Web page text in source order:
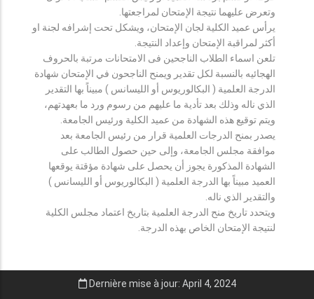
وتعرض عليهما نتيجة الإمتحان لمراجعتها.
يرأس عميد الكلية لجان الإمتحان، ويشكل تحت إشرافه لجنة او
أكثر لمراقبة الإمتحان وإعداد النتيجة.
تلعن اسماء الطلاب الناجحين فى الامتحانات مرتبة بالحروف
الهجائيه بالنسبة لكل تقدير ويمنح الناجحون في الإمتحان شهادة
الدرجة العلمية ( البكالوريوس أو الليسانس ) مبيناً بها التقدير
الذي ناله وذلك بعد تأدية ما عليهم من رسوم ورد ما بعهدتهم،
ويتم توقيع هذه الشهادة من عميد الكلية ورئيس الجامعة.
يصدر بمنح الدرجات العلمية قرار من رئيس الجامعة بعد
موافقة مجلس الجامعة، وإلى حين حصول الطالب على
الشهادة المذكورة يجوز أن يحصل على شهادة مؤقتة يوقعها
العميد مبيناً بها الدرجة العلمية ( البكالوريوس أو الليسانس )
والتقدير الذي ناله.
ويتحدد تاريخ منح الدرجة العلمية بتاريخ اعتماد مجلس الكلية
لنتيجة الإمتحان الخاص بهذه الدرجة.
Dernière mise à jour: April 4, 2024